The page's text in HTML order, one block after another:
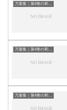
万葉集｜第4巻の和歌一覧
万葉集｜第4巻の和歌一覧
万葉集｜第4巻の和歌一覧